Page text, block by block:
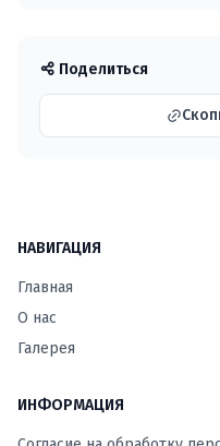
Поделиться
НАВИГАЦИЯ
Главная
О нас
Галерея
ИНФОРМАЦИЯ